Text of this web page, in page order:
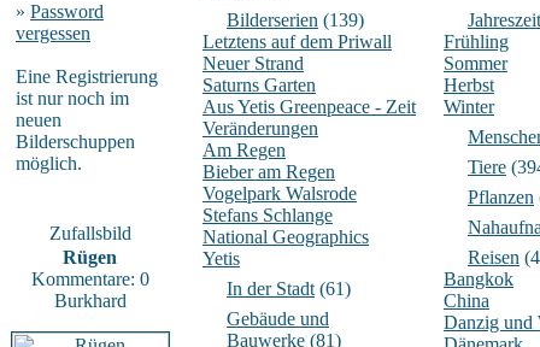
» Password
vergessen
Eine Registrierung
ist nur noch im
neuen
Bilderschuppen
möglich.
Zufallsbild
Rügen
Kommentare: 0
Burkhard
Bilderserien (139)
Letztens auf dem Priwall
Neuer Strand
Saturns Garten
Aus Yetis Greenpeace - Zeit
Veränderungen
Am Regen
Bieber am Regen
Vogelpark Walsrode
Stefans Schlange
National Geographics
Yetis
In der Stadt (61)
Gebäude und
Bauwerke (81)
Frühling
Sommer
Herbst
Winter
Tiere
Pflanzen
Reisen
Bangkok
China
Danzig und